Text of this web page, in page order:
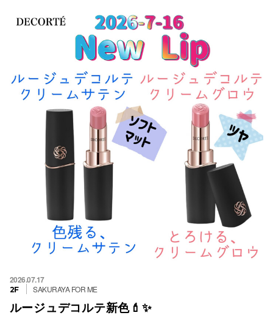
2026.07.17
2F SAKURAYA FOR ME
ルージュデコルテ新色💄✨